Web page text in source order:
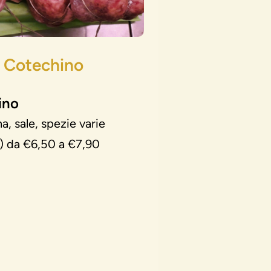
Cotechino
sale, spezie varie
da €6,50 a €7,90